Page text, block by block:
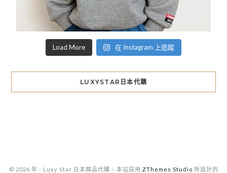
Load More 在 Instagram 上追蹤
LUXYSTAR日本代購
© 2026 年 - Luxy Star 日本精品代購 – 本站採用 ZThemes Studio 所設計的